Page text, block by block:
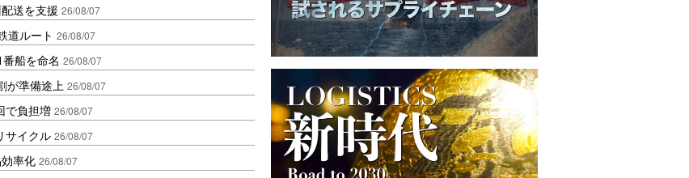
送を支援 26/08/07
道ルート 26/08/07
船を命名 26/08/07
が準備途上 26/08/07
で負担増 26/08/07
サイクル 26/08/07
率化 26/08/07